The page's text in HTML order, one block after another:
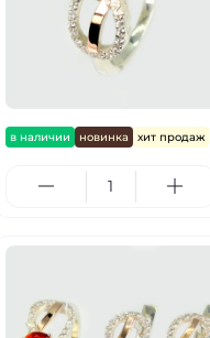
в наличии новинка хит продаж